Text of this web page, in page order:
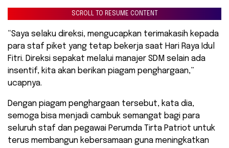
SCROLL TO RESUME CONTENT
“Saya selaku direksi, mengucapkan terimakasih kepada
para staf piket yang tetap bekerja saat Hari Raya Idul
Fitri. Direksi sepakat melalui manajer SDM selain ada
insentif, kita akan berikan piagam penghargaan,”
ucapnya.
Dengan piagam penghargaan tersebut, kata dia,
semoga bisa menjadi cambuk semangat bagi para
seluruh staf dan pegawai Perumda Tirta Patriot untuk
terus membangun kebersamaan guna meningkatkan